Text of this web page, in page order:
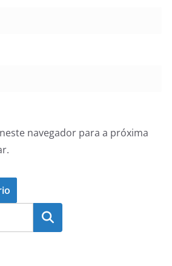
navegador para a próxima
Pesquisar